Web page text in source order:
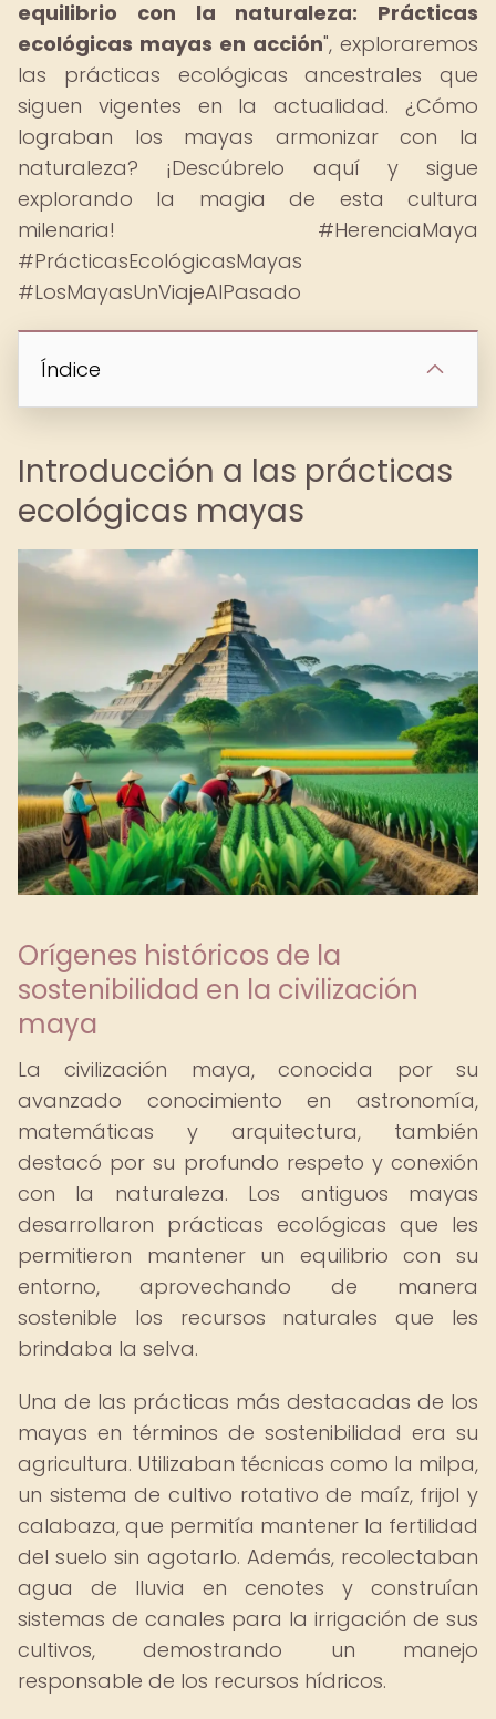
equilibrio con la naturaleza: Prácticas
ecológicas mayas en acción", exploraremos
las prácticas ecológicas ancestrales que
siguen vigentes en la actualidad. ¿Cómo
lograban los mayas armonizar con la
naturaleza? ¡Descúbrelo aquí y sigue
explorando la magia de esta cultura
milenaria! #HerenciaMaya
#PrácticasEcológicasMayas
#LosMayasUnViajeAlPasado
Índice
Introducción a las prácticas
ecológicas mayas
Orígenes históricos de la
sostenibilidad en la civilización
maya
La civilización maya, conocida por su
avanzado conocimiento en astronomía,
matemáticas y arquitectura, también
destacó por su profundo respeto y conexión
con la naturaleza. Los antiguos mayas
desarrollaron prácticas ecológicas que les
permitieron mantener un equilibrio con su
entorno, aprovechando de manera
sostenible los recursos naturales que les
brindaba la selva.
Una de las prácticas más destacadas de los
mayas en términos de sostenibilidad era su
agricultura. Utilizaban técnicas como la milpa,
un sistema de cultivo rotativo de maíz, frijol y
calabaza, que permitía mantener la fertilidad
del suelo sin agotarlo. Además, recolectaban
agua de lluvia en cenotes y construían
sistemas de canales para la irrigación de sus
cultivos, demostrando un manejo
responsable de los recursos hídricos.